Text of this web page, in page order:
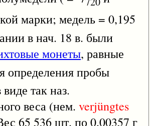
марки; медель = 0,195
в нач. 18 в. были
монеты, равные
определения пробы
так наз.
веса (нем. verjüngtes
65 536 шт. по 0,00357 г